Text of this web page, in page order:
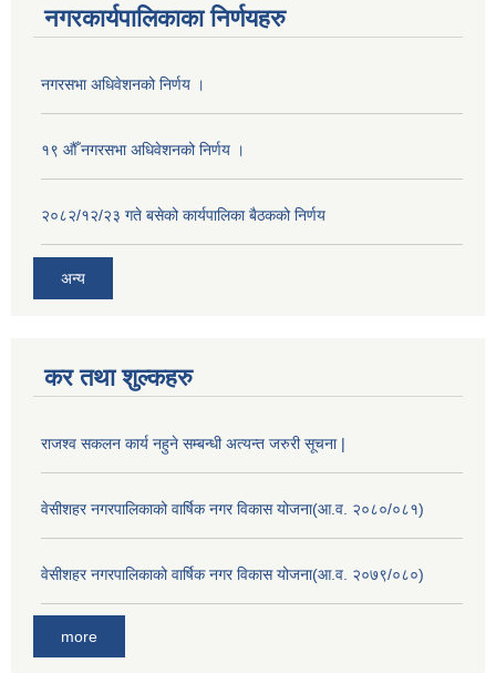
नगरकार्यपालिकाका निर्णयहरु
नगरसभा अधिवेशनको निर्णय ।
१९ औँ नगरसभा अधिवेशनको निर्णय ।
२०८२/१२/२३ गते बसेको कार्यपालिका बैठकको निर्णय
अन्य
कर तथा शुल्कहरु
राजश्व सकलन कार्य नहुने सम्बन्धी अत्यन्त जरुरी सूचना |
वेसीशहर नगरपालिकाको वार्षिक नगर विकास योजना(आ.व. २०८०/०८१)
वेसीशहर नगरपालिकाको वार्षिक नगर विकास योजना(आ.व. २०७९/०८०)
more